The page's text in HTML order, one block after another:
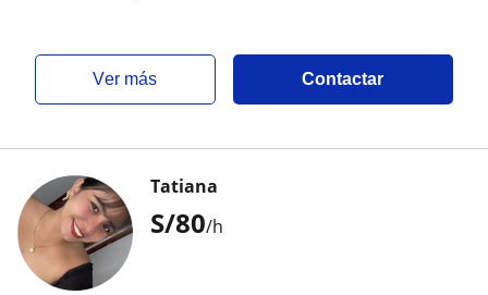
ver más Contactar
S/80/h
Tatiana